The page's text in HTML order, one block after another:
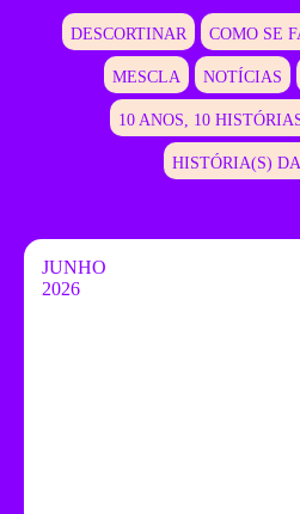
DESCORTINAR COMO SE
MESCLA NOTÍCIAS
10 ANOS, 10
HISTÓRIA(S)
JUNHO
2026